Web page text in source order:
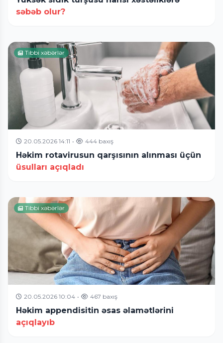
səbəb olur?
Tibbi xəbərlər
20.05.2026 14:11 • 444 baxış
Həkim rotavirusun qarşısının alınması üçün
üsulları açıqladı
Tibbi xəbərlər
20.05.2026 10:04 • 467 baxış
Həkim appendisitin əsas əlamətlərini
açıqlayıb